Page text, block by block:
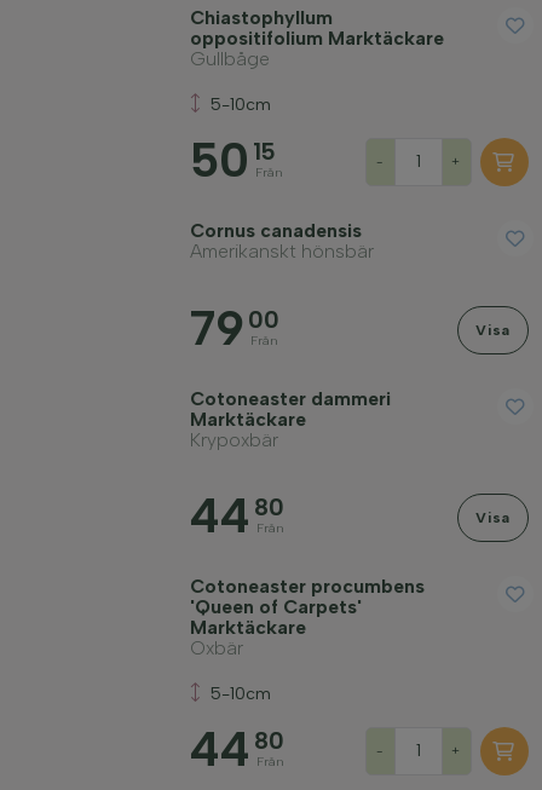
Chiastophyllum
oppositifolium Marktäckare
Gullbåge
5-10cm
50 15
Från
- +
Cornus canadensis
Amerikanskt hönsbär
79 00
Från
Visa
Cotoneaster dammeri
Marktäckare
Krypoxbär
44 80
Från
Visa
Cotoneaster procumbens
'Queen of Carpets'
Marktäckare
Oxbär
5-10cm
44 80
Från
- +